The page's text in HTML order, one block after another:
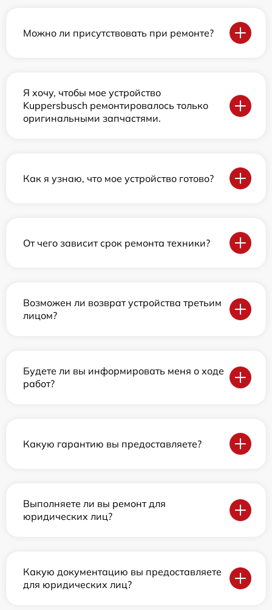
Можно ли присутствовать при ремонте?
Я хочу, чтобы мое устройство
Kuppersbusch ремонтировалось только
оригинальными запчастями.
Как я узнаю, что мое устройство готово?
От чего зависит срок ремонта техники?
Возможен ли возврат устройства третьим
лицом?
Будете ли вы информировать меня о ходе
работ?
Какую гарантию вы предоставляете?
Выполняете ли вы ремонт для
юридических лиц?
Какую документацию вы предоставляете
для юридических лиц?